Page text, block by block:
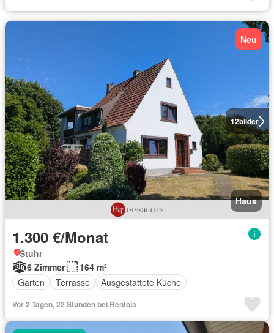
12bilder
Neu
Haus
1.300 €/Monat
Stuhr
6 Zimmer
164 m²
Garten
Terrasse Ausgestattete Küche
Vor 2 Tagen, 22 Stunden bei Rentola